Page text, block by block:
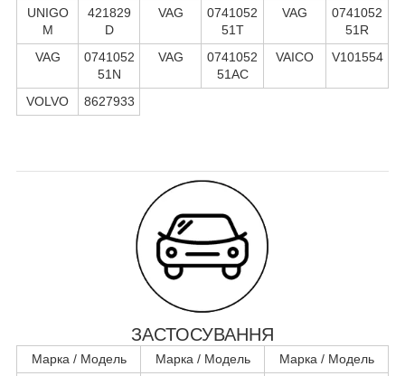
UNIGO
M
421829
D
VAG
0741052
51T
VAG
0741052
51R
VAG
0741052
51N
VAG
0741052
51AC
VAICO V101554
VOLVO 8627933
ЗАСТОСУВАННЯ
Марка / Модель Марка / Модель Марка / Модель